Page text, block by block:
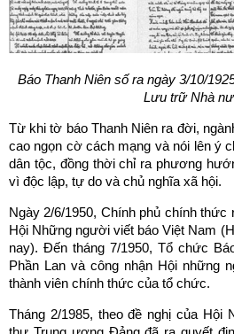
Báo Thanh Niên số ra ngày 3/10/
Lưu trữ Nhà
Từ khi tờ báo Thanh Niên ra đời,
cao ngọn cờ cách mạng và nói lên ý
dân tộc, đồng thời chỉ ra phương
vì độc lập, tự do và chủ nghĩa xã hội.
Ngày 2/6/1950, Chính phủ chính thức
Hội Những người viết báo Việt Nam
nay). Đến tháng 7/1950, Tổ chức
Phần Lan và công nhận Hội những
thành viên chính thức của tổ chức.
Tháng 2/1985, theo đề nghị của Hội